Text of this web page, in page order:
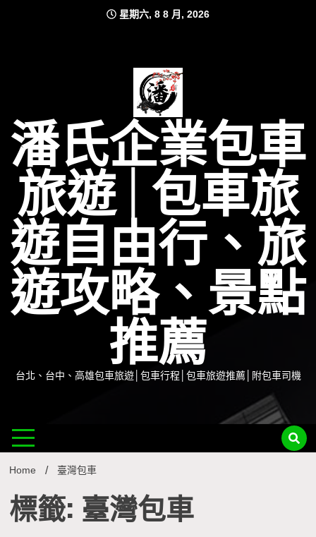
星期六, 8 8 月, 2026
潘氏企業包車
旅遊│包車旅
遊自由行、旅
遊攻略、景點
推薦
台北、台中、高雄包車旅遊│包車行程│包車旅遊推薦│附包車司機
Home 臺灣包車
標籤: 臺灣包車